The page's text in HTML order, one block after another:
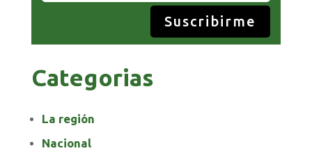
Suscribirme
Categorias
La región
Nacional